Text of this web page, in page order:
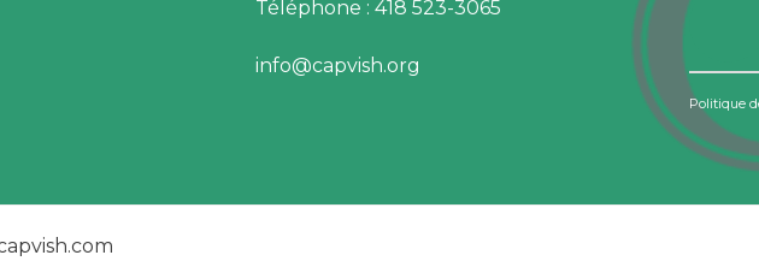
Téléphone : 418 523-3065
info@capvish.org
Politique